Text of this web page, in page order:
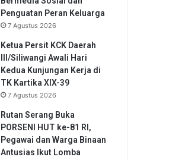
Penguatan Peran Keluarga
7 Agustus 2026
Ketua Persit KCK Daerah
III/Siliwangi Awali Hari
Kedua Kunjungan Kerja di
TK Kartika XIX-39
7 Agustus 2026
Rutan Serang Buka
PORSENI HUT ke-81 RI,
Pegawai dan Warga Binaan
Antusias Ikut Lomba